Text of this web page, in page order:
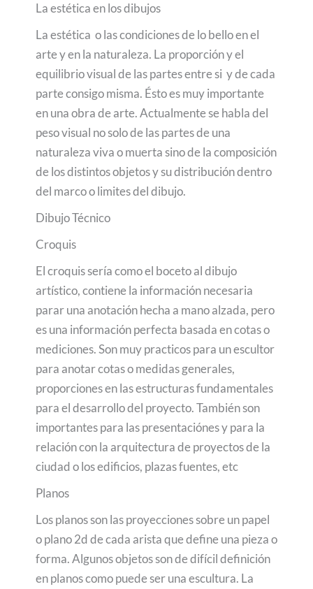
La estética en los dibujos
La estética o las condiciones de lo bello en el
arte y en la naturaleza. La proporción y el
equilibrio visual de las partes entre si y de cada
parte consigo misma. Ésto es muy importante
en una obra de arte. Actualmente se habla del
peso visual no solo de las partes de una
naturaleza viva o muerta sino de la composición
de los distintos objetos y su distribución dentro
del marco o limites del dibujo.
Dibujo Técnico
Croquis
El croquis sería como el boceto al dibujo
artístico, contiene la información necesaria
parar una anotación hecha a mano alzada, pero
es una información perfecta basada en cotas o
mediciones. Son muy practicos para un escultor
para anotar cotas o medidas generales,
proporciones en las estructuras fundamentales
para el desarrollo del proyecto. También son
importantes para las presentaciónes y para la
relación con la arquitectura de proyectos de la
ciudad o los edificios, plazas fuentes, etc
Planos
Los planos son las proyecciones sobre un papel
o plano 2d de cada arista que define una pieza o
forma. Algunos objetos son de difícil definición
en planos como puede ser una escultura. La